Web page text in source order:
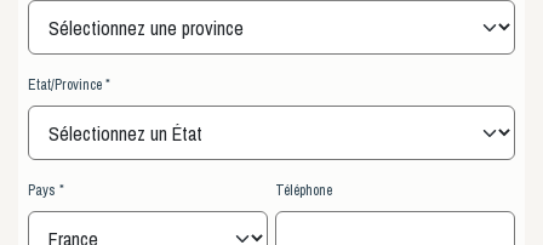
Etat/Province
Pays Téléphone